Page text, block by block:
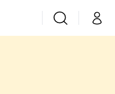
VyhledáváníMůj